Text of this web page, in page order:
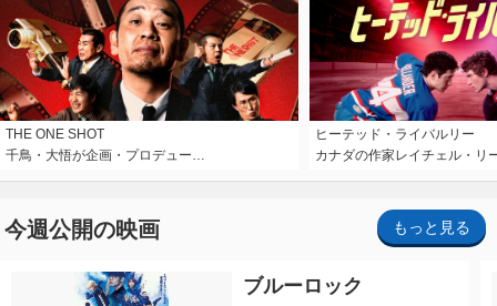
THE ONE SHOT
千鳥・大悟が企画・プロデュー…
ヒーテッド・ライバルリー
カナダの作家レイチェル・リ
今週公開の映画 もっと見る
ブルーロック